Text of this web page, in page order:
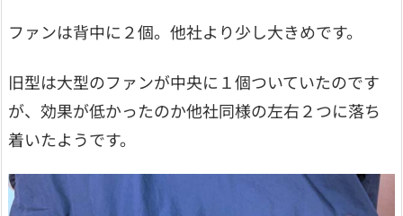
ファンは背中に２個。他社より少し大きめです。
旧型は大型のファンが中央に１個ついていたのです
が、効果が低かったのか他社同様の左右２つに落ち
着いたようです。